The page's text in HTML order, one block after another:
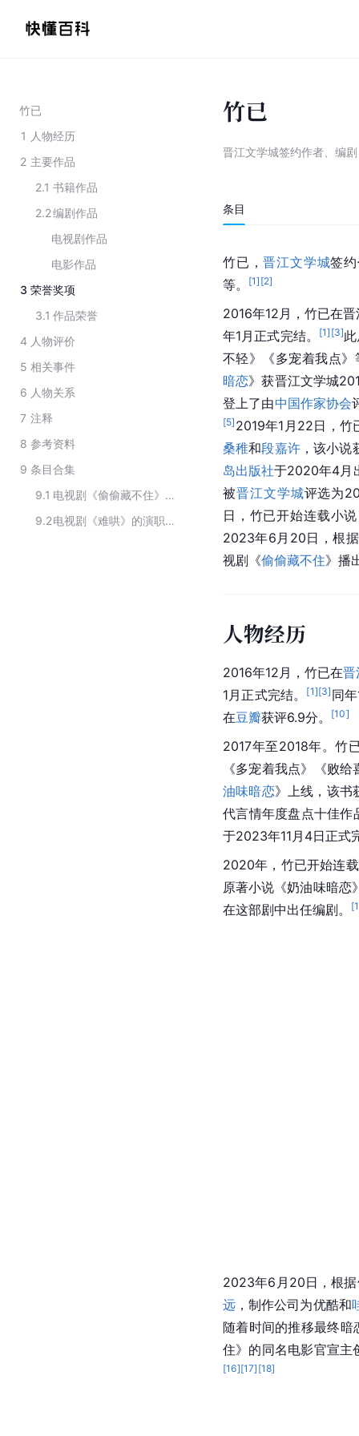
竹已
1 人物经历
2 主要作品
2.1 书籍作品
2.2编剧作品
电视剧作品
电影作品
3 荣誉奖项
3.1 作品荣誉
4 人物评价
5 相关事件
6 人物关系
7 注释
8 参考资料
9 条目合集
9.1
电视剧《偷偷藏不住》主要演职员
9.2
电视剧《难哄》的演职人员
竹已
晋江文学城签约作者、编剧
条目
竹已，晋江文学城签
等。
[1] [2]
2016年12月，竹已在
年1月正式完结。
[1] [3]
不轻》《多宠着我点》
暗恋》获晋江文学城
登上了由中国作家协会
[5] 2019年1月22日，竹
桑稚和段嘉许，该小说
岛出版社于2020年4月
被晋江文学城评选为
日，竹已开始连载小
2023年6月20日，根
视剧《偷偷藏不住》播
人物经历
2016年12月，竹已在晋
1月正式完结。
[1][3] 同
在豆瓣获评6.9分。 [10]
2017年至2018年。竹
《多宠着我点》《败
油味暗恋》上线，该书
代言情年度盘点十佳作
于2023年11月4日正式
2020年，竹已开始连
原著小说《奶油味暗恋
在这部剧中出任编剧。
[
2023年6月20日，根
远 ，制作公司为优酷和
随着时间的推移最终
住》的同名电影官宣
[16][17] [18]